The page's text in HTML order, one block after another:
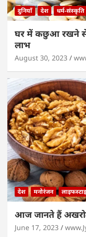
दुनियाँ देश धर्म-संस्कृति
घर में कछुआ रखने से
लाभ
August 30, 2023
देश मनोरंजन
आज जानते हैं
June 17, 2023